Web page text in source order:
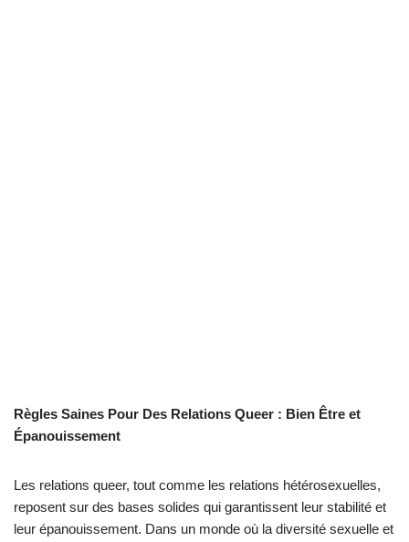
Règles Saines Pour Des Relations Queer : Bien Être et
Épanouissement
Les relations queer, tout comme les relations hétérosexuelles,
reposent sur des bases solides qui garantissent leur stabilité et
leur épanouissement. Dans un monde où la diversité sexuelle et